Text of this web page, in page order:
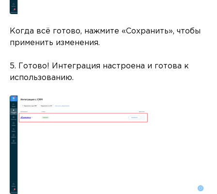
Когда всё готово, нажмите «Сохранить», чтобы
применить изменения.
5. Готово! Интеграция настроена и готова к
использованию.